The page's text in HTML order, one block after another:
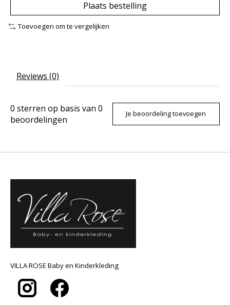
Plaats bestelling
Toevoegen om te vergelijken
Reviews (0)
0 sterren op basis van 0
beoordelingen
Je beoordeling toevoegen
VILLA ROSE Baby en Kinderkleding